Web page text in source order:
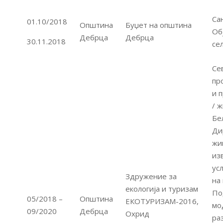
01.10/2018
30.11.2018
Општина
Дебрца
Буџет на општина
Дебрца
05/2018 –
09/2020
Општина
Дебрца
Здружение за
екологија и туризам
ЕКОТУРИЗАМ-2016,
Охрид
и
/
на